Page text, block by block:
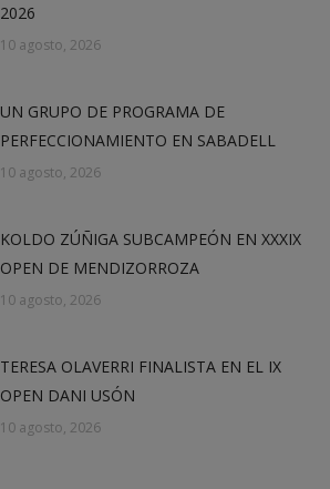
2026
10 agosto, 2026
UN GRUPO DE PROGRAMA DE
PERFECCIONAMIENTO EN SABADELL
10 agosto, 2026
KOLDO ZÚÑIGA SUBCAMPEÓN EN XXXIX
OPEN DE MENDIZORROZA
10 agosto, 2026
TERESA OLAVERRI FINALISTA EN EL IX
OPEN DANI USÓN
10 agosto, 2026